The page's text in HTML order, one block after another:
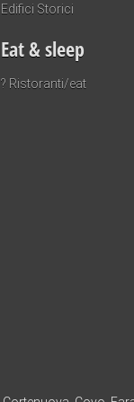
Edifici Storici
Eat & sleep
? Ristoranti/eat